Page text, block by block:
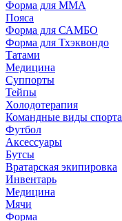
Форма для MMA
Пояса
Форма для САМБО
Форма для Тхэквондо
Татами
Медицина
Суппорты
Тейпы
Холодотерапия
Командные виды спорта
Футбол
Аксессуары
Бутсы
Вратарская экипировка
Инвентарь
Медицина
Мячи
Форма